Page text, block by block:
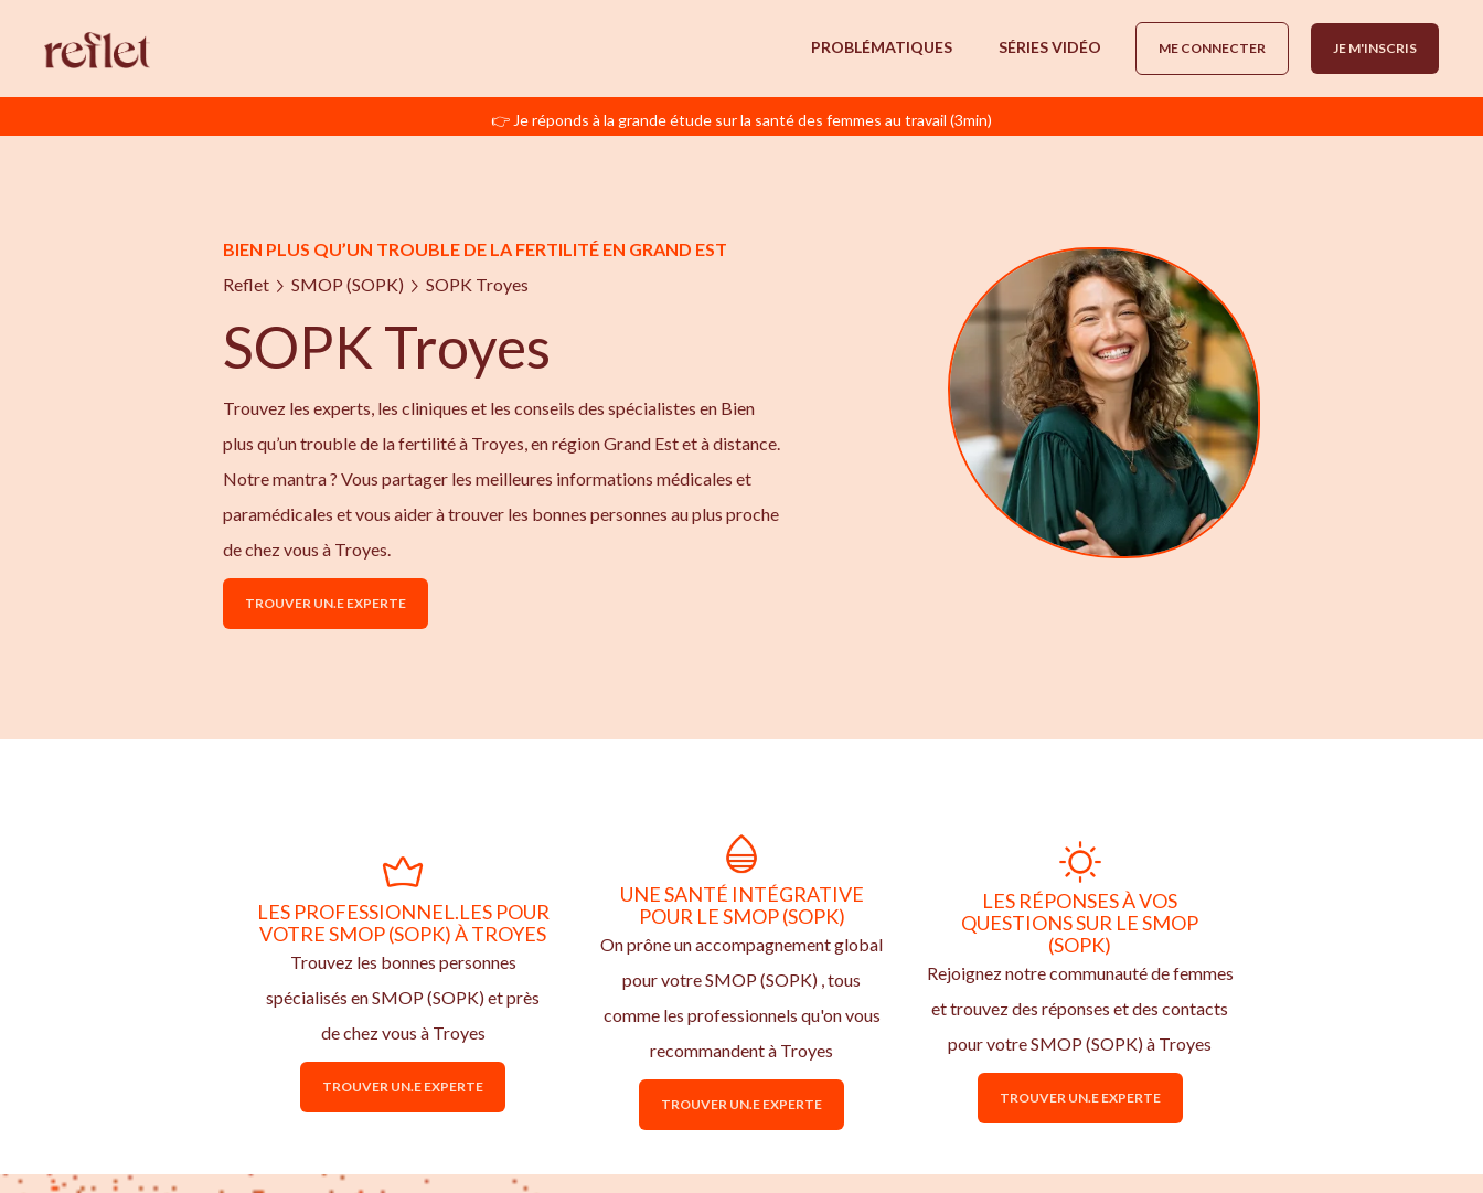
PROBLÉMATIQUES SÉRIES VIDÉO ME CONNECTER JE M'INSCRIS
👉 Je réponds à la grande étude sur la santé des femmes au travail (3min)
BIEN PLUS QU’UN TROUBLE DE LA FERTILITÉ EN GRAND EST
Reflet
SMOP (SOPK) SOPK Troyes
SOPK Troyes
Trouvez les experts, les cliniques et les conseils des spécialistes en Bien
plus qu’un trouble de la fertilité à Troyes, en région Grand Est et à distance.
Notre mantra ? Vous partager les meilleures informations médicales et
paramédicales et vous aider à trouver les bonnes personnes au plus proche
de chez vous à Troyes.
TROUVER UN.E EXPERTE
LES PROFESSIONNEL.LES POUR
VOTRE SMOP (SOPK) À TROYES
Trouvez les bonnes personnes
spécialisés en SMOP (SOPK) et près
de chez vous à Troyes
TROUVER UN.E EXPERTE
UNE SANTÉ INTÉGRATIVE
POUR LE SMOP (SOPK)
On prône un accompagnement global
pour votre SMOP (SOPK) , tous
comme les professionnels qu'on vous
recommandent à Troyes
TROUVER UN.E EXPERTE
LES RÉPONSES À VOS
QUESTIONS SUR LE SMOP
(SOPK)
Rejoignez notre communauté de femmes
et trouvez des réponses et des contacts
pour votre SMOP (SOPK) à Troyes
TROUVER UN.E EXPERTE